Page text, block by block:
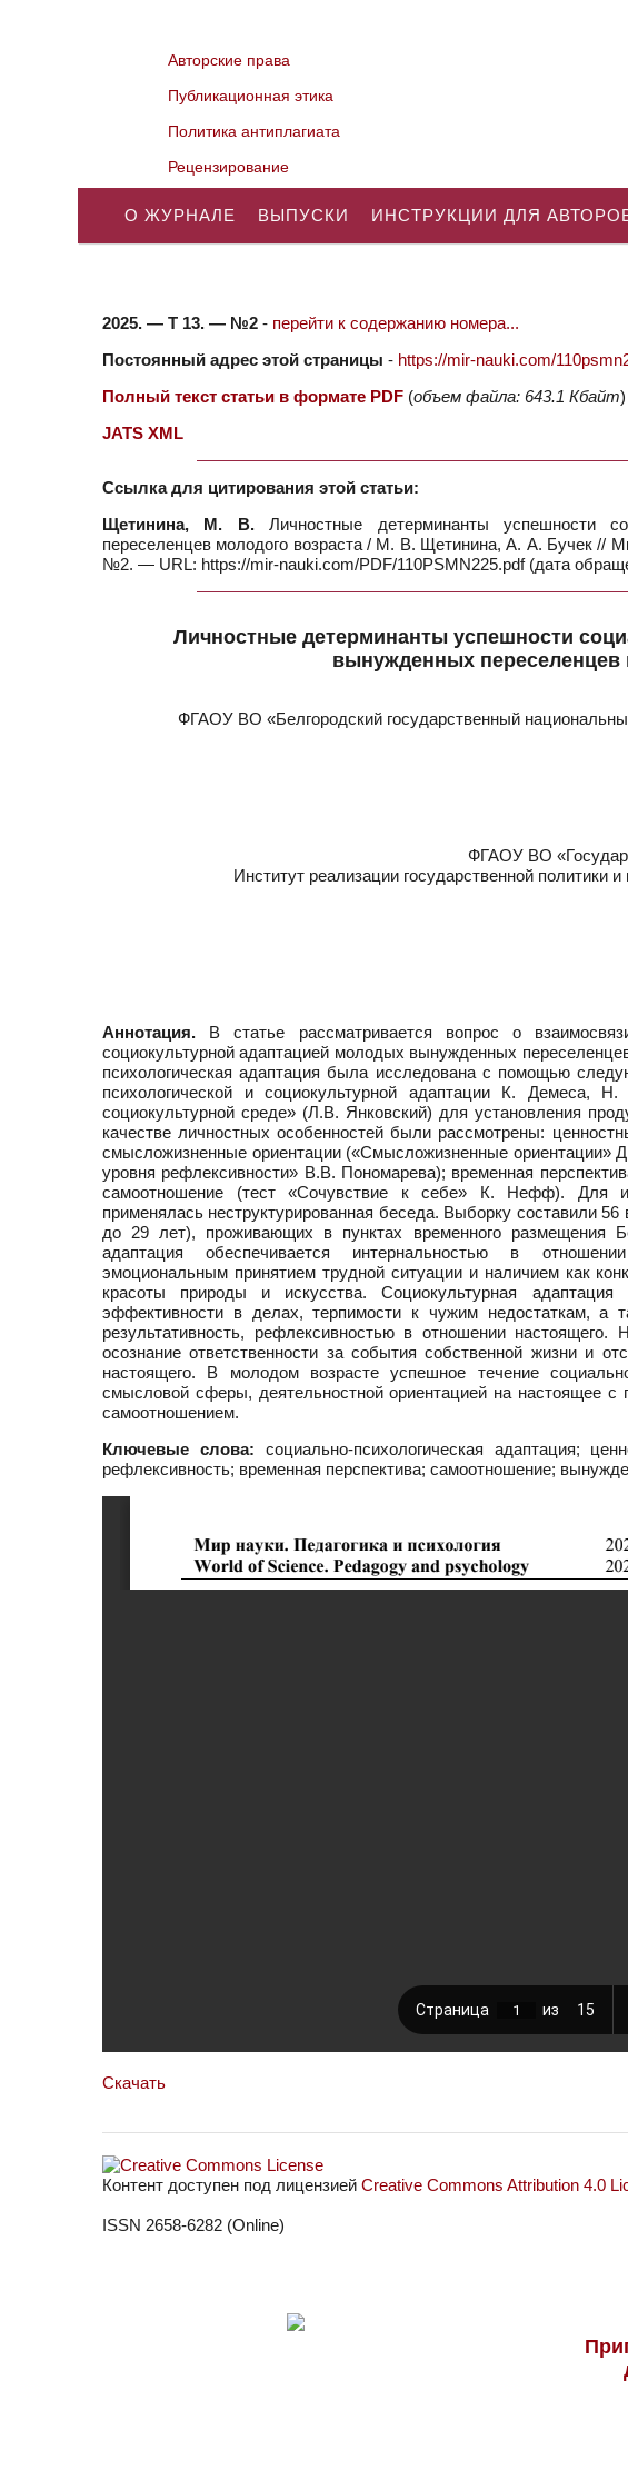
Авторские права
Публикационная этика
Политика антиплагиата
Рецензирование
О ЖУРНАЛЕ ВЫПУСКИ ИНСТРУКЦИИ ДЛЯ
2025. — Т 13. — №2 - перейти к содержанию номера...
Постоянный адрес этой страницы - https://mir-nauki.com/
Полный текст статьи в формате PDF (объем файла: 643.1 Кбайт)
JATS XML
Ссылка для цитирования этой статьи:
Щетинина, М. В.Личностные детерминанты успешности
переселенцев молодого возраста / М. В. Щетинина, А. А. Бучек //
№2. — URL: https://mir-nauki.com/PDF/110PSMN225.pdf (дата
Личностные детерминанты успешности
вынужденных переселенцев
ФГАОУ ВО «Белгородский государственный
ФГАОУ ВО
Институт реализации государственной политики
Аннотация. В статье рассматривается вопрос о
социокультурной адаптацией молодых вынужденных
психологическая адаптация была исследована с помощью
психологической и социокультурной адаптации К. Демеса,
социокультурной среде» (Л.В. Янковский) для установления
качестве личностных особенностей были рассмотрены:
смысложизненные ориентации («Смысложизненные ориентации»
уровня рефлексивности» В.В. Пономарева); временная
самоотношение (тест «Сочувствие к себе» К. Нефф). Для
применялась неструктурированная беседа. Выборку составили
до 29 лет), проживающих в пунктах временного размещения
адаптация обеспечивается интернальностью в
эмоциональным принятием трудной ситуации и наличием как
красоты природы и искусства. Социокультурная
эффективности в делах, терпимости к чужим недостаткам, а
результативность, рефлексивностью в отношении настоящего.
осознание ответственности за события собственной жизни и
настоящего. В молодом возрасте успешное течение
смысловой сферы, деятельностной ориентацией на настоящее с
самоотношением.
Ключевые слова: социально-психологическая адаптация;
рефлексивность; временная перспектива; самоотношение;
Скачать
Контент доступен под лицензией Creative Commons Attribution 4.0
ISSN 2658-6282 (Online)